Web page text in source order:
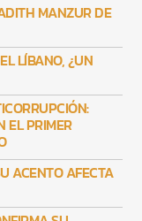
MANZUR DE
LÍBANO, ¿UN
EL PRIMER
ACENTO AFECTA